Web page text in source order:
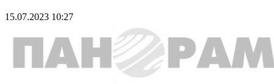
15.07.2023 10:27